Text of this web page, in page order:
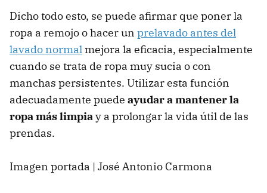
Dicho todo esto, se puede afirmar que poner la
ropa a remojo o hacer un prelavado antes del
lavado normal mejora la eficacia, especialmente
cuando se trata de ropa muy sucia o con
manchas persistentes. Utilizar esta función
adecuadamente puede ayudar a mantener la
ropa más limpiay a prolongar la vida útil de las
prendas.
Imagen portada | José Antonio Carmona